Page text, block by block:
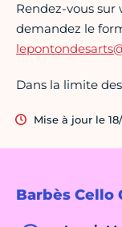
Barbès Cello
Rendez-vous
demandez le
Dans la limite
Mise à jour le